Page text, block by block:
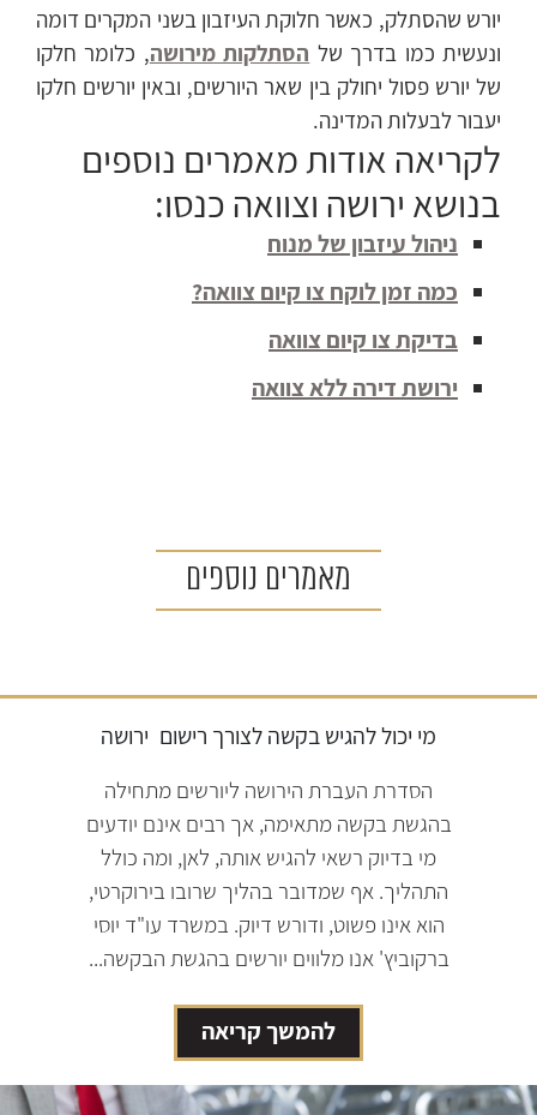
יורש שהסתלק, כאשר חלוקת העיזבון בשני המקרים דומה
ונעשית כמו בדרך של הסתלקות מירושה, כלומר חלקו
של יורש פסול יחולק בין שאר היורשים, ובאין יורשים חלקו
יעבור לבעלות המדינה.
לקריאה אודות מאמרים נוספים
בנושא ירושה וצוואה כנסו:
ניהול עיזבון של מנוח
כמה זמן לוקח צו קיום צוואה?
בדיקת צו קיום צוואה
ירושת דירה ללא צוואה
מאמרים נוספים
מי יכול להגיש בקשה לצורך רישום ירושה
הסדרת העברת הירושה ליורשים מתחילה
בהגשת בקשה מתאימה, אך רבים אינם יודעים
מי בדיוק רשאי להגיש אותה, לאן, ומה כולל
התהליך. אף שמדובר בהליך שרובו בירוקרטי,
הוא אינו פשוט, ודורש דיוק. במשרד עו"ד יוסי
ברקוביץ' אנו מלווים יורשים בהגשת הבקשה...
להמשך קריאה